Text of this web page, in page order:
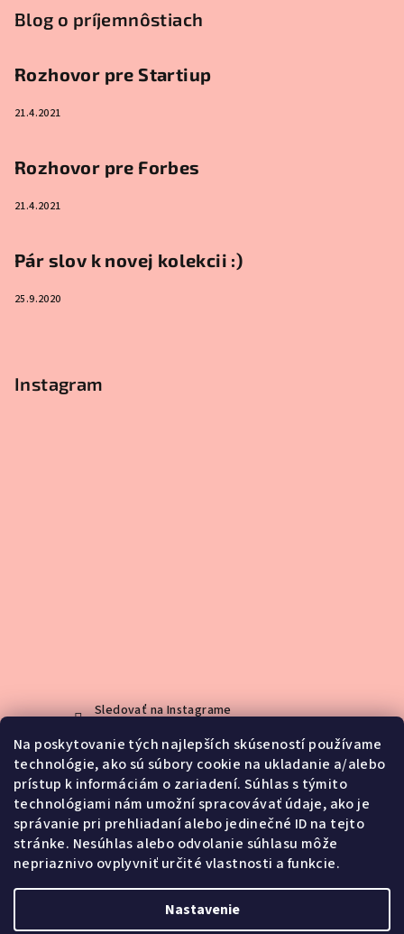
Na poskytovanie tých najlepších skúseností používame
technológie, ako sú súbory cookie na ukladanie a/alebo
prístup k informáciám o zariadení. Súhlas s týmito
technológiami nám umožní spracovávať údaje, ako je
správanie pri prehliadaní alebo jedinečné ID na tejto
stránke. Nesúhlas alebo odvolanie súhlasu môže
nepriaznivo ovplyvniť určité vlastnosti a funkcie.
Nastavenie
Blog o príjemnôstiach
Rozhovor pre Startiup
21.4.2021
Rozhovor pre Forbes
21.4.2021
Pár slov k novej kolekcii :)
25.9.2020
Instagram
Sledovať na Instagrame
Kontakt
info@jemno.sk
0903188416